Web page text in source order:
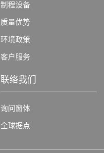
制程设备
质量优势
环境政策
客户服务
联络我们
询问窗体
全球据点